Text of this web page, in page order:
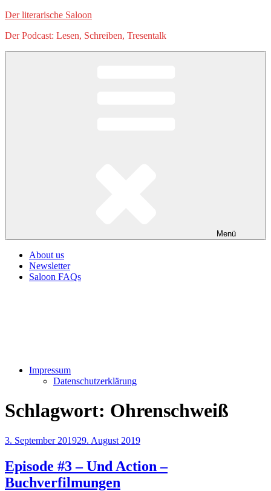
Zum
springen
Der literarische Saloon
Der Podcast: Lesen, Schreiben, Tresentalk
Menü
About us
Newsletter
Saloon FAQs
Impressum
Datenschutzerklärung
Schlagwort: Ohrenschweiß
Veröffentlicht
3. September 201929. August 2019
Episode #3 – Und Action –
Buchverfilmungen